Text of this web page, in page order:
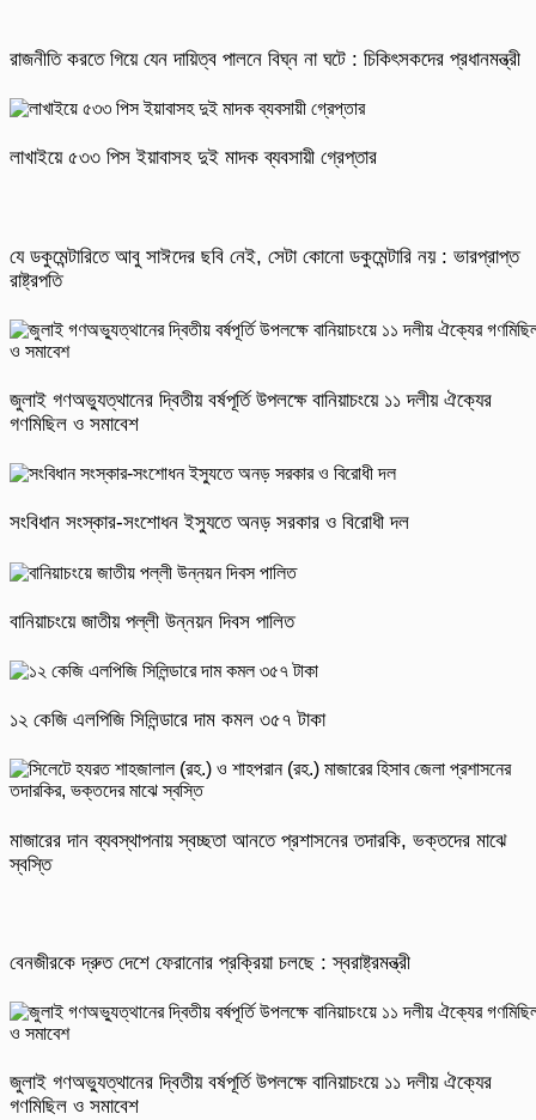
রাজনীতি করতে গিয়ে যেন দায়িত্ব পালনে বিঘ্ন না ঘটে : চিকিৎসকদের প্রধানমন্ত্রী
লাখাইয়ে ৫৩৩ পিস ইয়াবাসহ দুই মাদক ব্যবসায়ী গ্রেপ্তার
যে ডকুমেন্টারিতে আবু সাঈদের ছবি নেই, সেটা কোনো ডকুমেন্টারি নয় : ভারপ্রাপ্ত
রাষ্ট্রপতি
জুলাই গণঅভ্যুত্থানের দ্বিতীয় বর্ষপূর্তি উপলক্ষে বানিয়াচংয়ে ১১ দলীয় ঐক্যের
গণমিছিল ও সমাবেশ
সংবিধান সংস্কার-সংশোধন ইস্যুতে অনড় সরকার ও বিরোধী দল
বানিয়াচংয়ে জাতীয় পল্লী উন্নয়ন দিবস পালিত
১২ কেজি এলপিজি সিলিন্ডারে দাম কমল ৩৫৭ টাকা
মাজারের দান ব্যবস্থাপনায় স্বচ্ছতা আনতে প্রশাসনের তদারকি, ভক্তদের মাঝে
স্বস্তি
বেনজীরকে দ্রুত দেশে ফেরানোর প্রক্রিয়া চলছে : স্বরাষ্ট্রমন্ত্রী
জুলাই গণঅভ্যুত্থানের দ্বিতীয় বর্ষপূর্তি উপলক্ষে বানিয়াচংয়ে ১১ দলীয় ঐক্যের
গণমিছিল ও সমাবেশ